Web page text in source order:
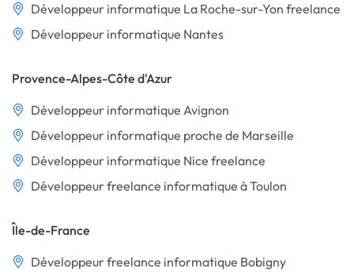
Développeur informatique La Roche-sur-Yon freelance
Développeur informatique Nantes
Provence-Alpes-Côte d'Azur
Développeur informatique Avignon
Développeur informatique proche de Marseille
Développeur informatique Nice freelance
Développeur freelance informatique à Toulon
Île-de-France
Développeur freelance informatique Bobigny